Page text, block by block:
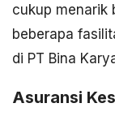
cukup menarik
beberapa
di PT Bina
Asuransi